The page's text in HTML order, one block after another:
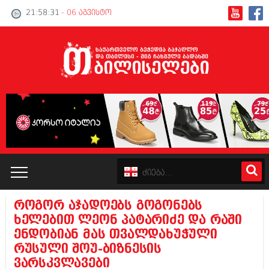
21:58:31 - 06 აგვისტო
კატალოგი
პოლიტიკა
ინტერვიუები
როგორ აჯადოებს გოგონებს
ხელებით ლეონ პატარიძე და რაში
ენდობიან მას თვალდახუჭული
რუსული შოუ-ბიზნესის
ვარსკვლავები